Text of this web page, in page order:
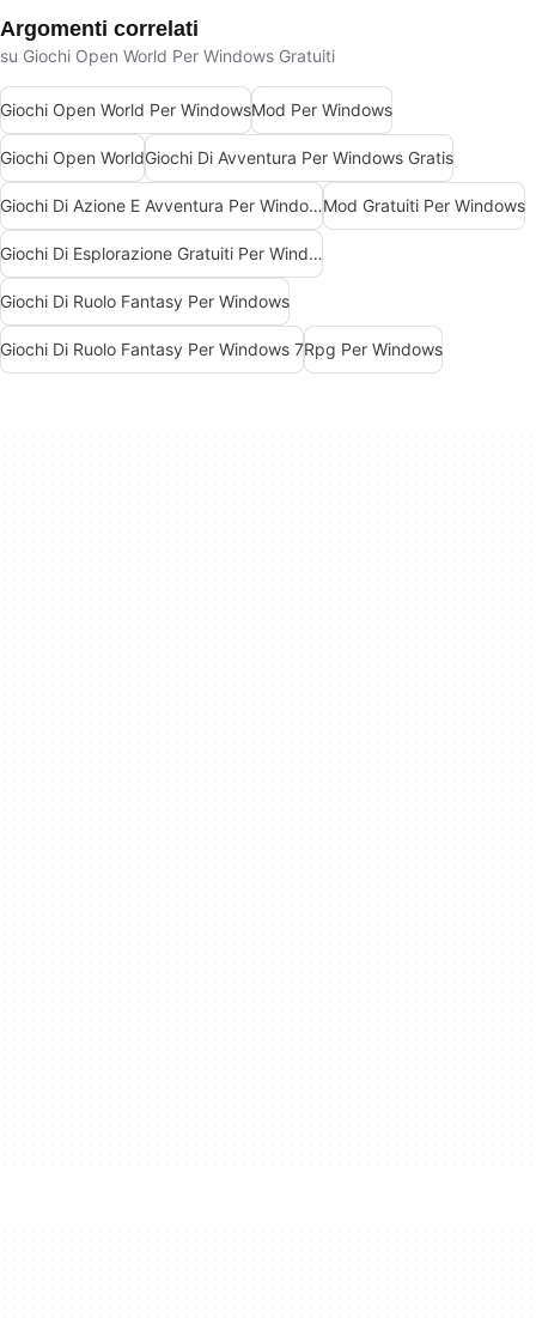
Argomenti correlati
su Giochi Open World Per Windows Gratuiti
Giochi Open World Per WindowsMod Per Windows
Giochi Open WorldGiochi Di Avventura Per Windows Gratis
Giochi Di Azione E Avventura Per Windows GratisMod Gratuiti Per Windows
Giochi Di Esplorazione Gratuiti Per Windows
Giochi Di Ruolo Fantasy Per Windows
Giochi Di Ruolo Fantasy Per Windows 7Rpg Per Windows